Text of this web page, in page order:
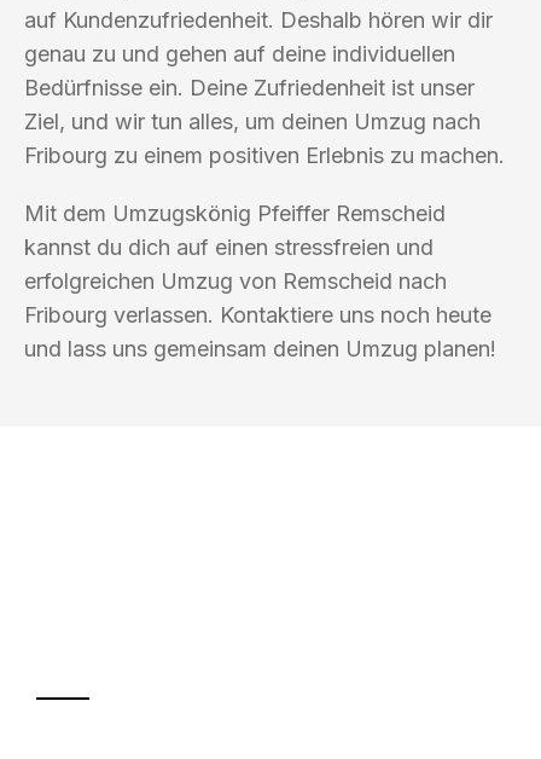
auf Kundenzufriedenheit. Deshalb hören wir dir
genau zu und gehen auf deine individuellen
Bedürfnisse ein. Deine Zufriedenheit ist unser
Ziel, und wir tun alles, um deinen Umzug nach
Fribourg zu einem positiven Erlebnis zu machen.
Mit dem Umzugskönig Pfeiffer Remscheid
kannst du dich auf einen stressfreien und
erfolgreichen Umzug von Remscheid nach
Fribourg verlassen. Kontaktiere uns noch heute
und lass uns gemeinsam deinen Umzug planen!